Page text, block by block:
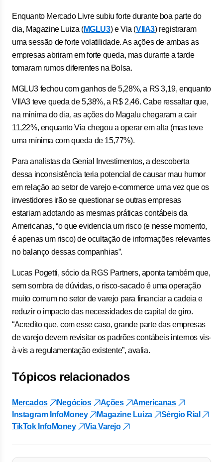
Enquanto Mercado Livre subiu forte durante boa parte do
dia, Magazine Luiza (MGLU3) e Via (VIIA3) registraram
uma sessão de forte volatilidade. As ações de ambas as
empresas abriram em forte queda, mas durante a tarde
tomaram rumos diferentes na Bolsa.
MGLU3 fechou com ganhos de 5,28%, a R$ 3,19, enquanto
VIIA3 teve queda de 5,38%, a R$ 2,46. Cabe ressaltar que,
na mínima do dia, as ações do Magalu chegaram a cair
11,22%, enquanto Via chegou a operar em alta (mas teve
uma mínima com queda de 15,77%).
Para analistas da Genial Investimentos, a descoberta
dessa inconsistência teria potencial de causar mau humor
em relação ao setor de varejo e-commerce uma vez que os
investidores irão se questionar se outras empresas
estariam adotando as mesmas práticas contábeis da
Americanas, “o que evidencia um risco (e nesse momento,
é apenas um risco) de ocultação de informações relevantes
no balanço dessas companhias”.
Lucas Pogetti, sócio da RGS Partners, aponta também que,
sem sombra de dúvidas, o risco-sacado é uma operação
muito comum no setor de varejo para financiar a cadeia e
reduzir o impacto das necessidades de capital de giro.
“Acredito que, com esse caso, grande parte das empresas
de varejo devem revisitar os padrões contábeis internos vis-
à-vis a regulamentação existente”, avalia.
Tópicos relacionados
Mercados Negócios Ações
Americanas
Instagram InfoMoney
Magazine Luiza
Sérgio Rial
TikTok InfoMoney
Via Varejo